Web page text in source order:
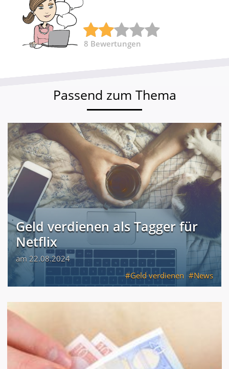
8 Bewertungen
Passend zum Thema
Geld verdienen als Tagger für
Netflix
am 22.08.2024
Geld verdienen
News